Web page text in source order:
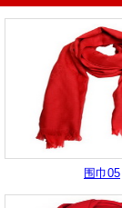
围巾05